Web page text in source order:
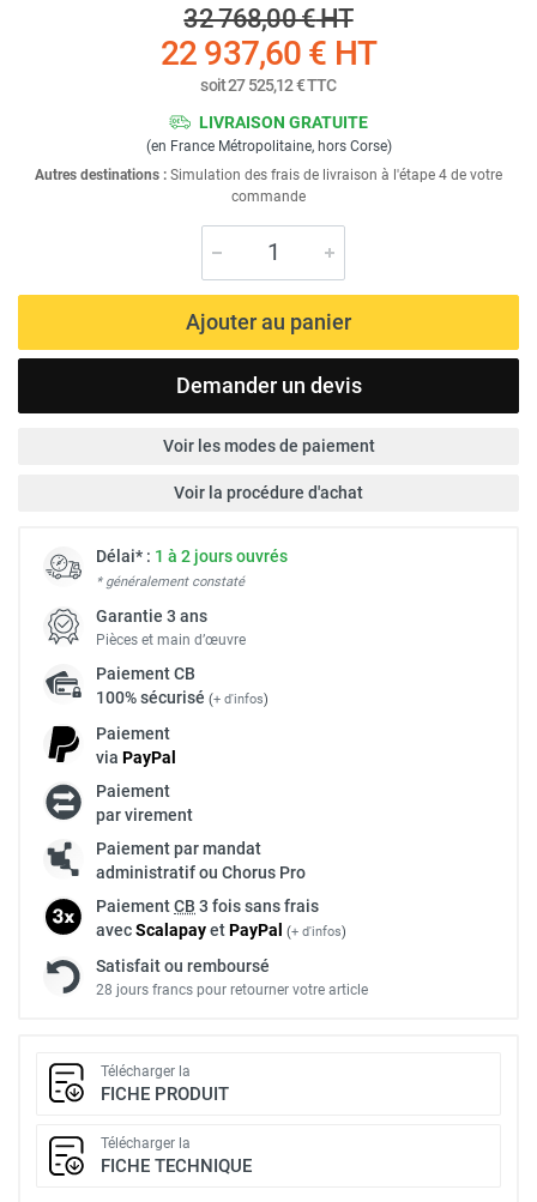
32 768,00 €HT
22 937,60 € HT
soit27 525,12 €TTC
LIVRAISON GRATUITE
(en France Métropolitaine, hors Corse)
Autres destinations : Simulation des frais de livraison à l'étape 4 de votre
commande
Ajouter au panier
Demander un devis
Voir les modes de paiement
Voir la procédure d'achat
Délai* : 1 à 2 jours ouvrés
* généralement constaté
Garantie 3 ans
Pièces et main d’œuvre
PaiementCB
100% sécurisé (+ d'infos)
Paiement
via PayPal
Paiement
par virement
Paiement par mandat
administratif ou Chorus Pro
PaiementCB 3 fois sans frais
avecScalapayetPayPal (+ d'infos)
Satisfait ou remboursé
28 jours francs pour retourner votre article
Télécharger la
FICHE PRODUIT
Télécharger la
FICHE TECHNIQUE